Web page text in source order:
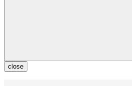
close